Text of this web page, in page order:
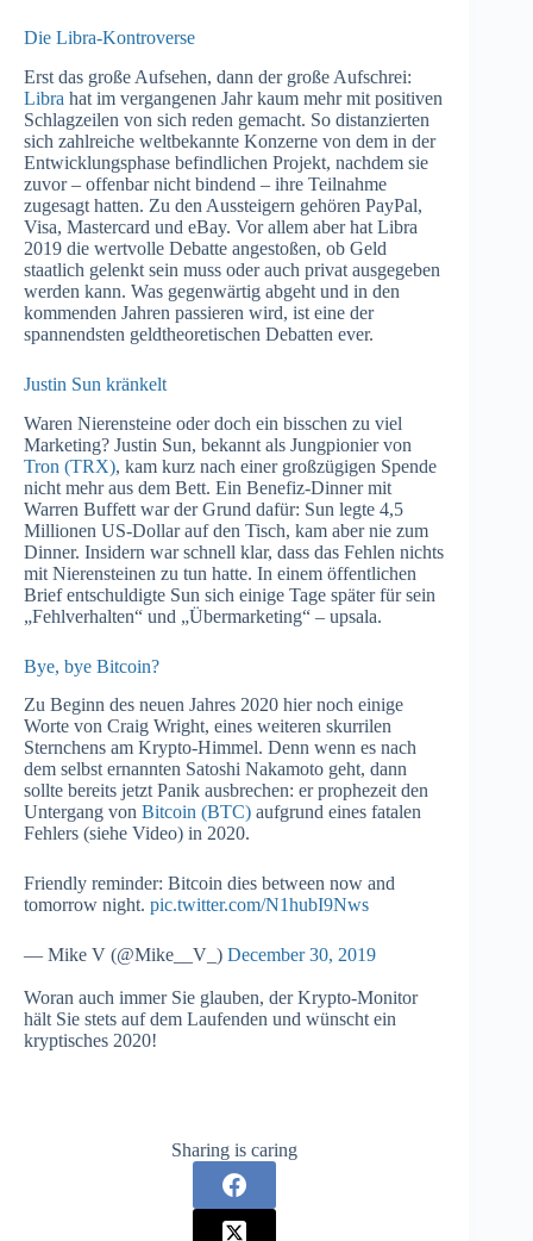
Die Libra-Kontroverse
Erst das große Aufsehen, dann der große Aufschrei:
Libra hat im vergangenen Jahr kaum mehr mit positiven
Schlagzeilen von sich reden gemacht. So distanzierten
sich zahlreiche weltbekannte Konzerne von dem in der
Entwicklungsphase befindlichen Projekt, nachdem sie
zuvor – offenbar nicht bindend – ihre Teilnahme
zugesagt hatten. Zu den Aussteigern gehören PayPal,
Visa, Mastercard und eBay. Vor allem aber hat Libra
2019 die wertvolle Debatte angestoßen, ob Geld
staatlich gelenkt sein muss oder auch privat ausgegeben
werden kann. Was gegenwärtig abgeht und in den
kommenden Jahren passieren wird, ist eine der
spannendsten geldtheoretischen Debatten ever.
Justin Sun kränkelt
Waren Nierensteine oder doch ein bisschen zu viel
Marketing? Justin Sun, bekannt als Jungpionier von
Tron (TRX), kam kurz nach einer großzügigen Spende
nicht mehr aus dem Bett. Ein Benefiz-Dinner mit
Warren Buffett war der Grund dafür: Sun legte 4,5
Millionen US-Dollar auf den Tisch, kam aber nie zum
Dinner. Insidern war schnell klar, dass das Fehlen nichts
mit Nierensteinen zu tun hatte. In einem öffentlichen
Brief entschuldigte Sun sich einige Tage später für sein
„Fehlverhalten“ und „Übermarketing“ – upsala.
Bye, bye Bitcoin?
Zu Beginn des neuen Jahres 2020 hier noch einige
Worte von Craig Wright, eines weiteren skurrilen
Sternchens am Krypto-Himmel. Denn wenn es nach
dem selbst ernannten Satoshi Nakamoto geht, dann
sollte bereits jetzt Panik ausbrechen: er prophezeit den
Untergang von Bitcoin (BTC) aufgrund eines fatalen
Fehlers (siehe Video) in 2020.
Friendly reminder: Bitcoin dies between now and
tomorrow night. pic.twitter.com/N1hubI9Nws
— Mike V (@Mike__V_) December 30, 2019
Woran auch immer Sie glauben, der Krypto-Monitor
hält Sie stets auf dem Laufenden und wünscht ein
kryptisches 2020!
Sharing is caring